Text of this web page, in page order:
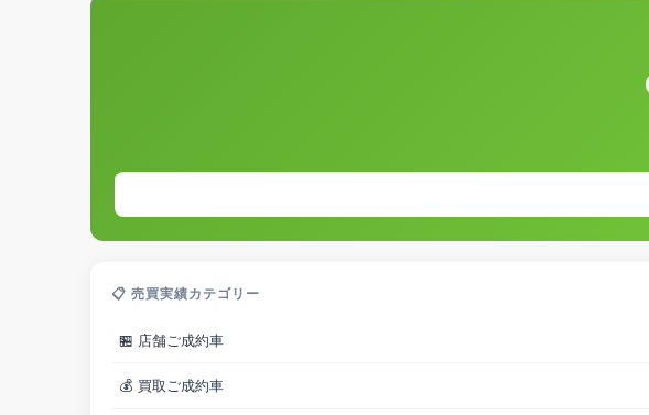
📋 売買実績カテゴリー
🏪 店舗ご成約車
💰 買取ご成約車